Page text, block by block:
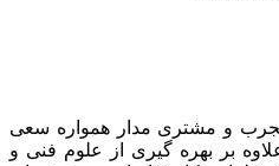
مجرب و مشتری مدار همواره سعی
بر بهره گیری از علوم فنی و